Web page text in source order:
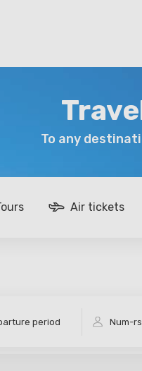
To any
Air tickets
period Num-